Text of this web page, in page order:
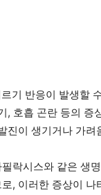
기 반응이 발생할
, 호흡 곤란 등의 증
진이 생기거나 가려
락시스와 같은 생
, 이러한 증상이 나